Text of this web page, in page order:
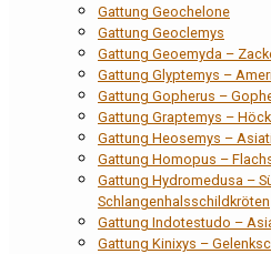
Gattung Geochelone
Gattung Geoclemys
Gattung Geoemyda –
Gattung Glyptemys –
Gattung Gopherus –
Gattung Graptemys –
Gattung Heosemys –
Gattung Homopus –
Gattung Hydromedusa –
Schlangenhalsschildkröten
Gattung Indotestudo –
Gattung Kinixys –